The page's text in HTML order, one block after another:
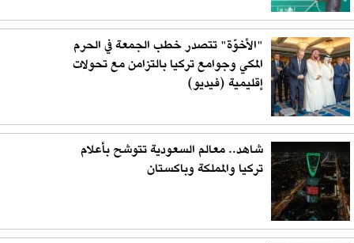
"الأخوّة" تتصدر خطب الجمعة في الحرم
المكي وجوامع تركيا بالتزامن مع تحولات
إقليمية (فيديو)
شاهد.. معالم السعودية تتوشح بأعلام
تركيا والمملكة وباكستان